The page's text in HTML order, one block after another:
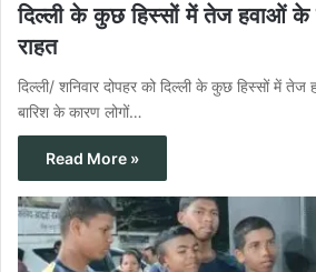
दिल्ली के कुछ हिस्सों में तेज हवाओं के
राहत
दिल्ली/ शनिवार दोपहर को दिल्ली के कुछ हिस्सों में
बारिश के कारण लोगों…
Read More »